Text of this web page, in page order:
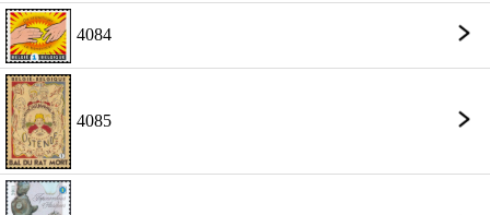
4084
4085